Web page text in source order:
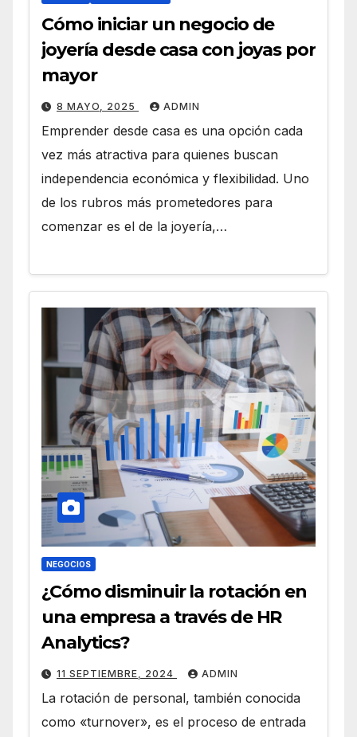
Cómo iniciar un negocio de
joyería desde casa con joyas por
mayor
8 MAYO, 2025 ADMIN
Emprender desde casa es una opción cada
vez más atractiva para quienes buscan
independencia económica y flexibilidad. Uno
de los rubros más prometedores para
comenzar es el de la joyería,…
NEGOCIOS
¿Cómo disminuir la rotación en
una empresa a través de HR
Analytics?
11 SEPTIEMBRE, 2024 ADMIN
La rotación de personal, también conocida
como «turnover», es el proceso de entrada